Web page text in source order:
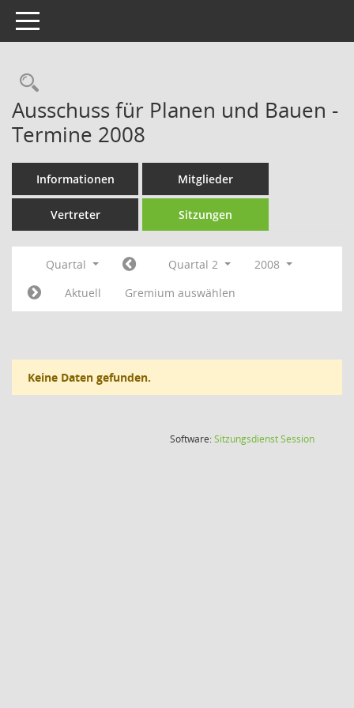
Toggle navigation
Rechercheauswahl
Ausschuss für Planen und Bauen -
Termine 2008
Informationen Mitglieder
Vertreter Sitzungen
Quartal Quartal 2
2008
Aktuell
Gremium auswählen
Keine Daten gefunden.
Software:SitzungsdienstSession(Wird in